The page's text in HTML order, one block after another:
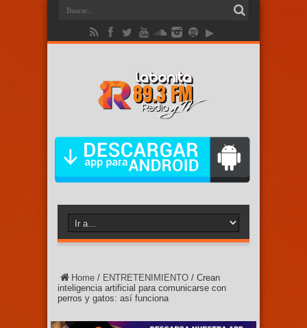
Home / ENTRETENIMIENTO / Crean
inteligencia artificial para comunicarse con
perros y gatos: así funciona